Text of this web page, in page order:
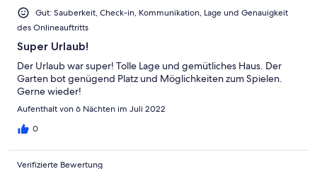
Gut: Sauberkeit, Check-in, Kommunikation, Lage und Genauigkeit
des Onlineauftritts
Super Urlaub!
Der Urlaub war super! Tolle Lage und gemütliches Haus. Der
Garten bot genügend Platz und Möglichkeiten zum Spielen.
Gerne wieder!
Aufenthalt von 6 Nächten im Juli 2022
0
Verifizierte Bewertung